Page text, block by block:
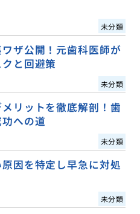
未分類
ザ公開！元歯科医師が
と回避策
未分類
リットを徹底解剖！歯
への道
未分類
因を特定し早急に対処
未分類